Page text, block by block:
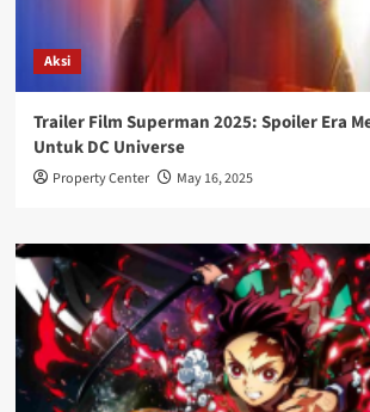
Aksi
Trailer Film Superman 2025: Spoiler Era
Untuk DC Universe
Property Center May 16, 2025